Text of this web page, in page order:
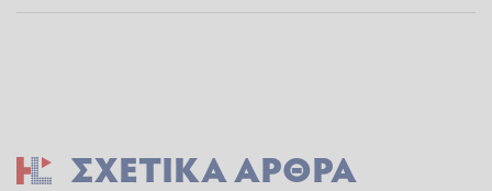
ΣΧΕΤΙΚΆ ΆΡΘΡΑ